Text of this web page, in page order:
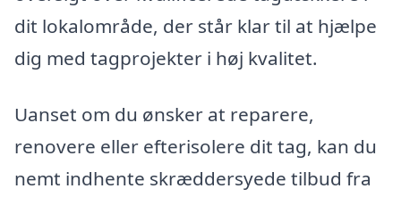
dit lokalområde, der står klar til at hjælpe
dig med tagprojekter i høj kvalitet.
Uanset om du ønsker at reparere,
renovere eller efterisolere dit tag, kan du
nemt indhente skræddersyede tilbud fra